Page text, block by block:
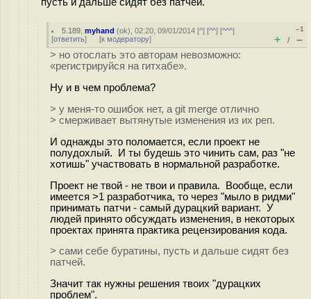
5.189 ,myhand (ok), 02:20, 09/01/2014 [^] [^^] [^^^]
[ответить] [к модератору]
–1
+ / –
> но отослать это авторам невозможно:
«регистрируйся на гитхабе».
Ну и в чем проблема?
> у меня-то ошибок нет, а git merge отлично
> смерживает вытянутые изменения из их реп.
И однажды это поломается, если проект не
полудохлый. И ты будешь это чинить сам, раз "не
хотишь" участвовать в нормальной разработке.
Проект не твой - не твои и правила. Вообще, если
имеется >1 разработчика, то через "мыло в ридми"
принимать патчи - самый дурацкий вариант. У
людей принято обсуждать изменения, в некоторых
проектах принята практика рецензирования кода.
> сами себе буратины, пусть и дальше сидят без
патчей.
Значит так нужны решения твоих "дурацких
проблем".